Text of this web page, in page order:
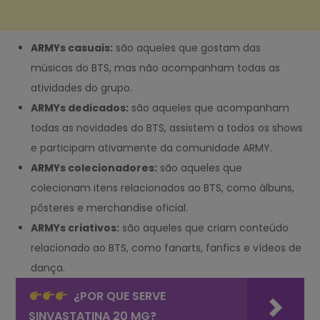
ARMYs casuais: são aqueles que gostam das
músicas do BTS, mas não acompanham todas as
atividades do grupo.
ARMYs dedicados: são aqueles que acompanham
todas as novidades do BTS, assistem a todos os shows
e participam ativamente da comunidade ARMY.
ARMYs colecionadores: são aqueles que
colecionam itens relacionados ao BTS, como álbuns,
pôsteres e merchandise oficial.
ARMYs criativos: são aqueles que criam conteúdo
relacionado ao BTS, como fanarts, fanfics e vídeos de
dança.
¿POR QUE SERVE
SINVASTATINA 20 MG?